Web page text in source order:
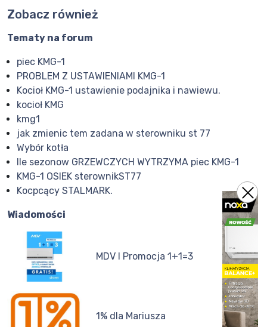
Zobacz również
Tematy na forum
piec KMG-1
PROBLEM Z USTAWIENIAMI KMG-1
Kocioł KMG-1 ustawienie podajnika i nawiewu.
kocioł KMG
kmg1
jak zmienic tem zadana w sterowniku st 77
Wybór kotła
Ile sezonow GRZEWCZYCH WYTRZYMA piec KMG-1
KMG-1 OSIEK sterownikST77
Kocpcący STALMARK.
Wiadomości
MDV I Promocja 1+1=3
1% dla Mariusza